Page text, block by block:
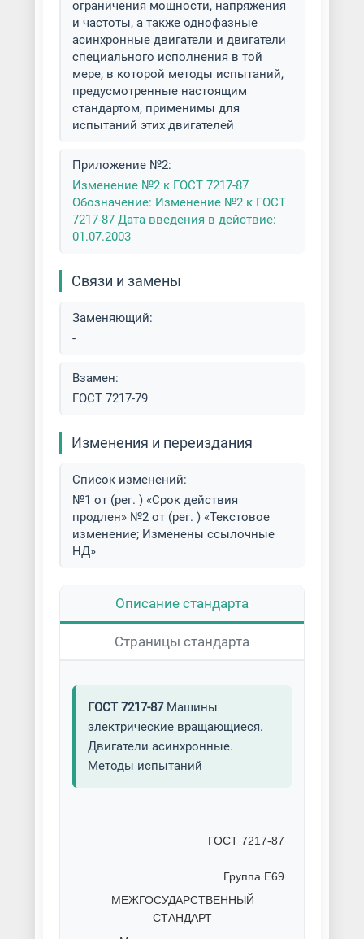
ограничения мощности, напряжения
и частоты, а также однофазные
асинхронные двигатели и двигатели
специального исполнения в той
мере, в которой методы испытаний,
предусмотренные настоящим
стандартом, применимы для
испытаний этих двигателей
Приложение №2:
Изменение №2 к ГОСТ 7217-87
Обозначение: Изменение №2 к ГОСТ
7217-87 Дата введения в действие:
01.07.2003
Связи и замены
Заменяющий:
-
Взамен:
ГОСТ 7217-79
Изменения и переиздания
Список изменений:
№1 от (рег. ) «Срок действия
продлен» №2 от (рег. ) «Текстовое
изменение; Изменены ссылочные
НД»
Описание стандарта
Страницы стандарта
ГОСТ 7217-87Машины
электрические вращающиеся.
Двигатели асинхронные.
Методы испытаний